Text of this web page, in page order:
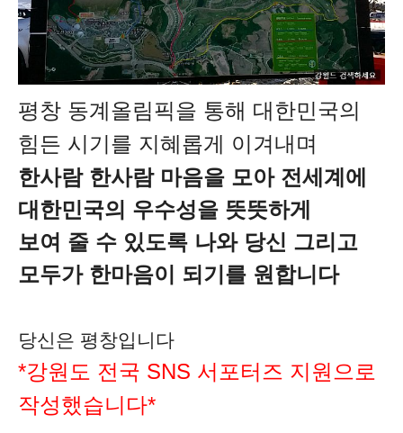
평창 동계올림픽을 통해 대한민국의
힘든 시기를 지혜롭게 이겨내며
한사람 한사람 마음을 모아 전세계에
대한민국의 우수성을 뜻뜻하게
보여 줄 수 있도록 나와 당신 그리고
모두가 한마음이 되기를 원합니다
당신은 평창입니다
*강원도 전국 SNS 서포터즈 지원으로
작성했습니다*